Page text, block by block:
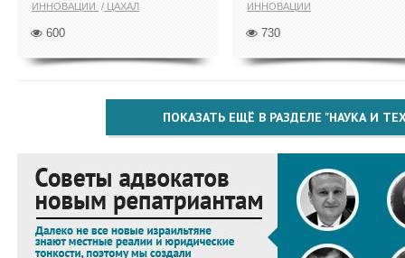
ИННОВАЦИИ ЦАХАЛ
600
ИННОВАЦИИ
730
ПОКАЗАТЬ ЕЩЁ В РАЗДЕЛЕ "НАУКА И